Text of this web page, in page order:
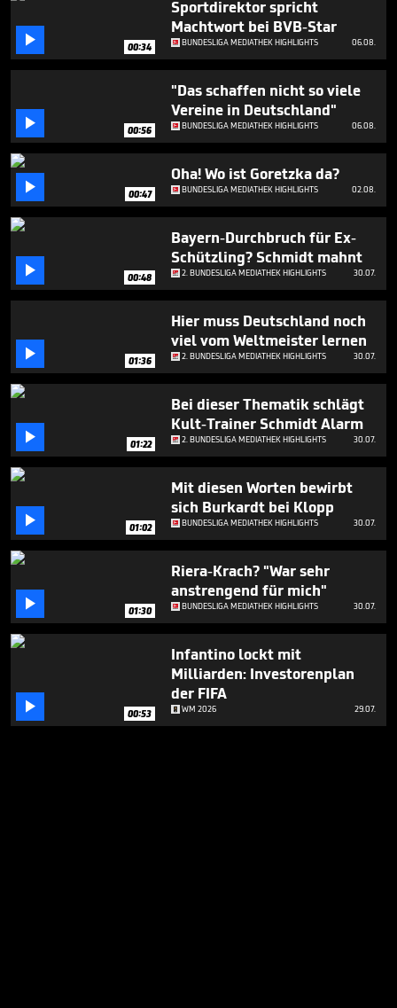
minutes,
seconds
 00:34
Sportdirektor spricht
Machtwort bei BVB-Star
BUNDESLIGA MEDIATHEK HIGHLIGHTS 06.08.
 00:56
"Das schaffen nicht so viele
Vereine in Deutschland"
BUNDESLIGA MEDIATHEK HIGHLIGHTS 06.08.
 00:47
Oha! Wo ist Goretzka da?
BUNDESLIGA MEDIATHEK HIGHLIGHTS 02.08.
 00:48
Bayern-Durchbruch für Ex-
Schützling? Schmidt mahnt
2. BUNDESLIGA MEDIATHEK HIGHLIGHTS 30.07.
 01:36
Hier muss Deutschland noch
viel vom Weltmeister lernen
2. BUNDESLIGA MEDIATHEK HIGHLIGHTS 30.07.
 01:22
Bei dieser Thematik schlägt
Kult-Trainer Schmidt Alarm
2. BUNDESLIGA MEDIATHEK HIGHLIGHTS 30.07.
 01:02
Mit diesen Worten bewirbt
sich Burkardt bei Klopp
BUNDESLIGA MEDIATHEK HIGHLIGHTS 30.07.
 01:30
Riera-Krach? "War sehr
anstrengend für mich"
BUNDESLIGA MEDIATHEK HIGHLIGHTS 30.07.
 00:53
Infantino lockt mit
Milliarden: Investorenplan
der FIFA
WM 2026 29.07.